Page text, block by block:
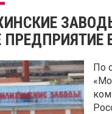
ПРЕДПРИЯТИЕ
По